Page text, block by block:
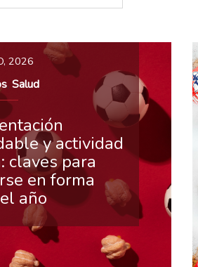
2026
, Salud
y actividad
claves para
en forma
año